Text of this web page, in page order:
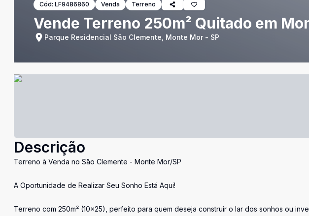
Cód: LF9486860 Venda Terreno
Vende Terreno 250m² Quitado em
Parque Residencial São Clemente, Monte Mor - SP
Descrição
Terreno à Venda no São Clemente - Monte Mor/SP
A Oportunidade de Realizar Seu Sonho Está Aqui!
Terreno com 250m² (10x25), perfeito para quem deseja construir o lar dos sonhos ou